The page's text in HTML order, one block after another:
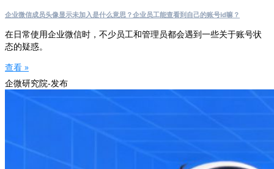
企业微信成员头像显示未加入是什么意思？企业员工能查看到自己的账号id嘛？
在日常使用企业微信时，不少员工和管理员都会遇到一些关于账号状
态的疑惑。
查看 »
企微研究院-发布